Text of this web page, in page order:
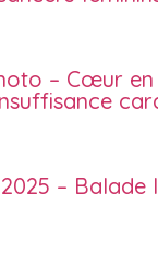
– Cœur en
– Balade